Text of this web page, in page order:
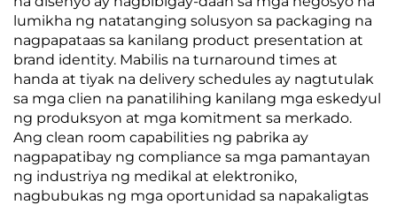
lumikha ng natatanging solusyon sa packaging na
nagpapataas sa kanilang product presentation at
brand identity. Mabilis na turnaround times at
handa at tiyak na delivery schedules ay nagtutulak
sa mga clien na panatilihing kanilang mga eskedyul
ng produksyon at mga komitment sa merkado.
Ang clean room capabilities ng pabrika ay
nagpapatibay ng compliance sa mga pamantayan
ng industriya ng medikal at elektroniko,
nagbubukas ng mga oportunidad sa napakaligtas